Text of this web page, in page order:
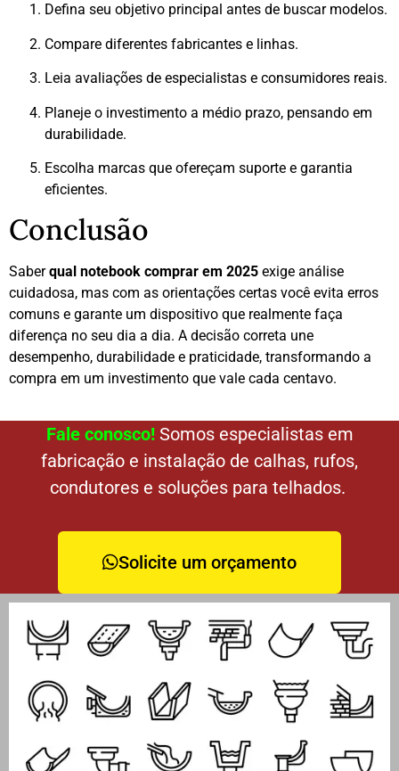
Defina seu objetivo principal antes de buscar modelos.
Compare diferentes fabricantes e linhas.
Leia avaliações de especialistas e consumidores reais.
Planeje o investimento a médio prazo, pensando em
durabilidade.
Escolha marcas que ofereçam suporte e garantia
eficientes.
Conclusão
Saberqual notebook comprar em 2025 exige análise
cuidadosa, mas com as orientações certas você evita erros
comuns e garante um dispositivo que realmente faça
diferença no seu dia a dia. A decisão correta une
desempenho, durabilidade e praticidade, transformando a
compra em um investimento que vale cada centavo.
Fale conosco! Somos especialistas em
fabricação e instalação de calhas, rufos,
condutores e soluções para telhados.
Solicite um orçamento